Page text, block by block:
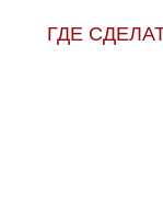
ГДЕ